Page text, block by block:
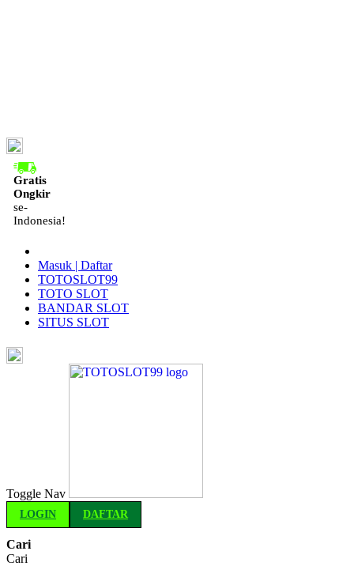
Gratis
Ongkir
se-
Indonesia!
Masuk | Daftar
TOTOSLOT99
TOTO SLOT
BANDAR SLOT
SITUS SLOT
Toggle Nav
LOGIN DAFTAR
Cari
Cari